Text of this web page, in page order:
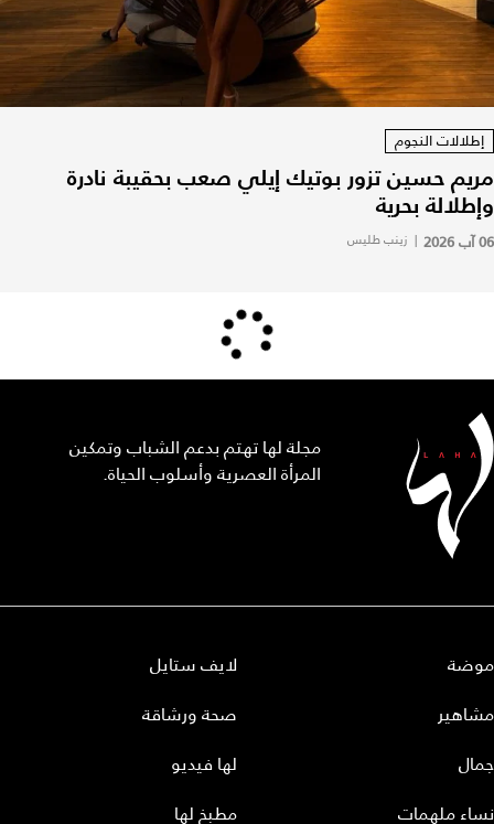
إطلالات النجوم
مريم حسين تزور بوتيك إيلي صعب بحقيبة نادرة
وإطلالة بحرية
06 آب 2026 | زينب طليس
مجلة لها تهتم بدعم الشباب وتمكين
المرأة العصرية وأسلوب الحياة.
موضة
مشاهير
جمال
نساء ملهمات
لايف ستايل
صحة ورشاقة
لها فيديو
مطبخ لها